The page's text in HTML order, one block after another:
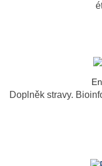
Doplněk stravy.